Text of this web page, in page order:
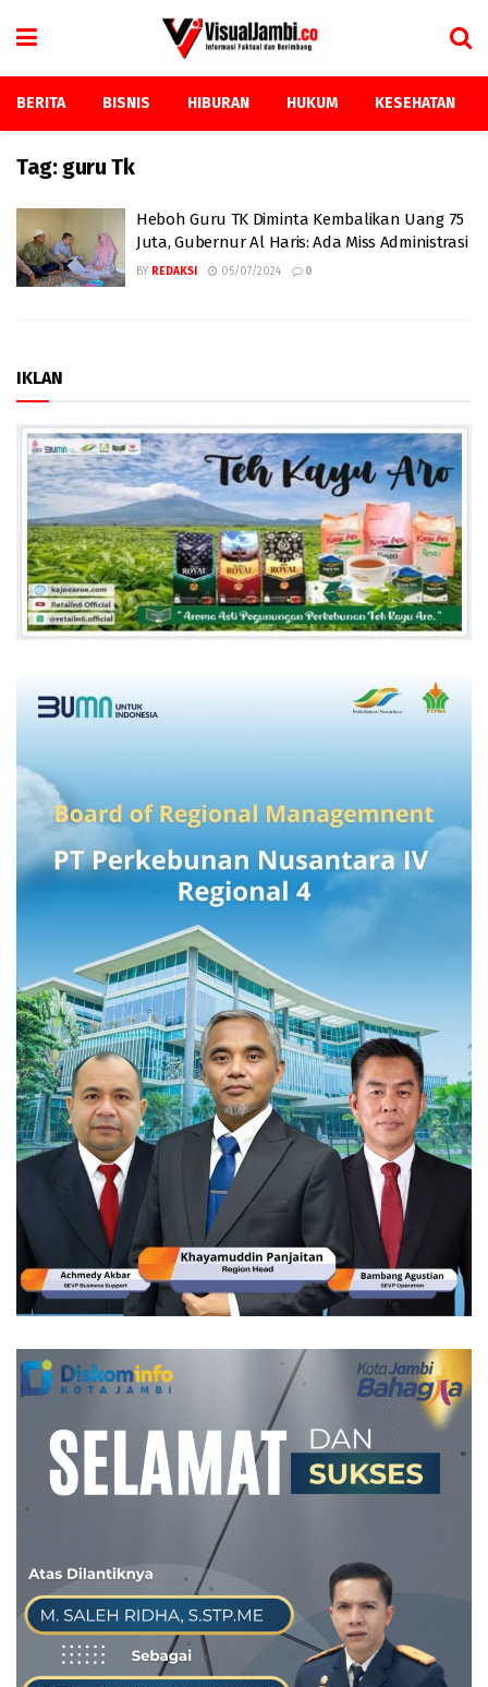
BERITA BISNIS HIBURAN HUKUM KESEHATAN
Tag: guru Tk
Heboh Guru TK Diminta Kembalikan Uang 75
Juta, Gubernur Al Haris: Ada Miss Administrasi
BY REDAKSI 05/07/2024 0
IKLAN